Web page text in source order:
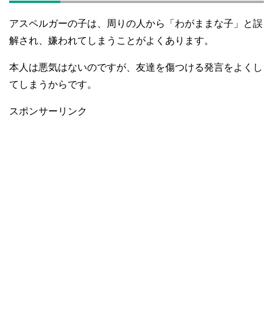
アスペルガーの子は、周りの人から「わがままな子」と誤
解され、嫌われてしまうことがよくあります。
本人は悪気はないのですが、友達を傷つける発言をよくし
てしまうからです。
スポンサーリンク